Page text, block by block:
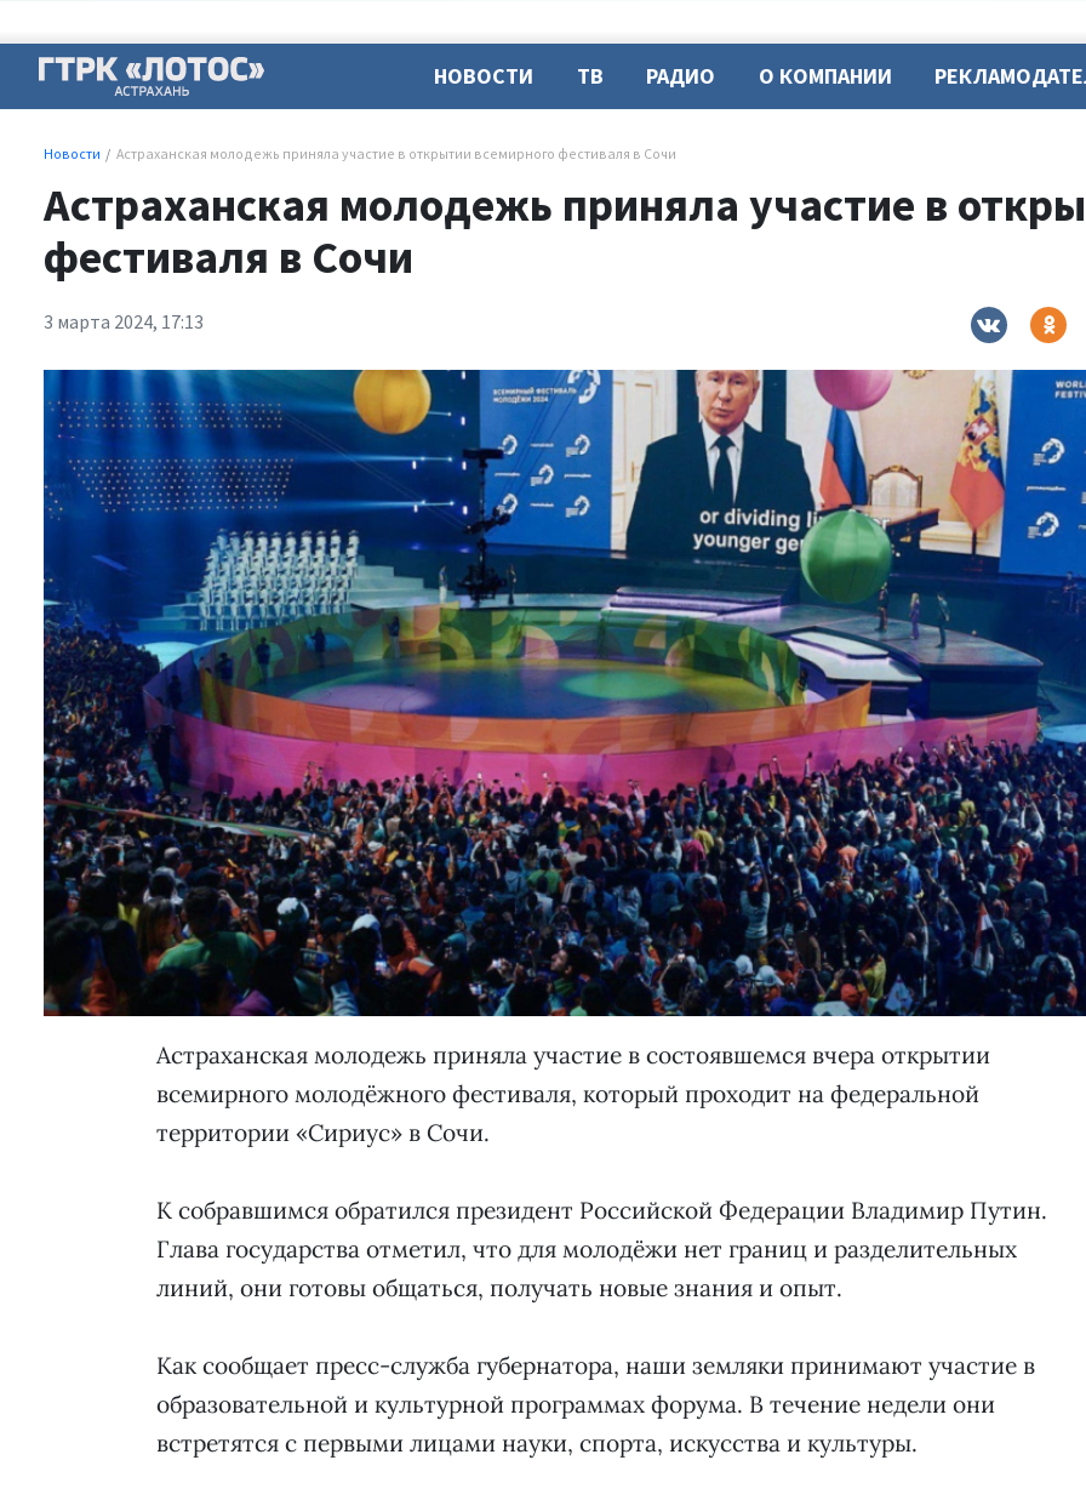
НОВОСТИ ТВ РАДИО О КОМПАНИИ
Новости Астраханская молодежь приняла участие в открытии всемирного фестиваля в Сочи
Астраханская молодежь приняла участие в
фестиваля в Сочи
3 марта 2024, 17:13
Астраханская молодежь приняла участие в состоявшемся вчера открытии
всемирного молодёжного фестиваля, который проходит на федеральной
территории «Сириус» в Сочи.
К собравшимся обратился президент Российской Федерации Владимир Путин.
Глава государства отметил, что для молодёжи нет границ и разделительных
линий, они готовы общаться, получать новые знания и опыт.
Как сообщает пресс-служба губернатора, наши земляки принимают участие в
образовательной и культурной программах форума. В течение недели они
встретятся с первыми лицами науки, спорта, искусства и культуры.